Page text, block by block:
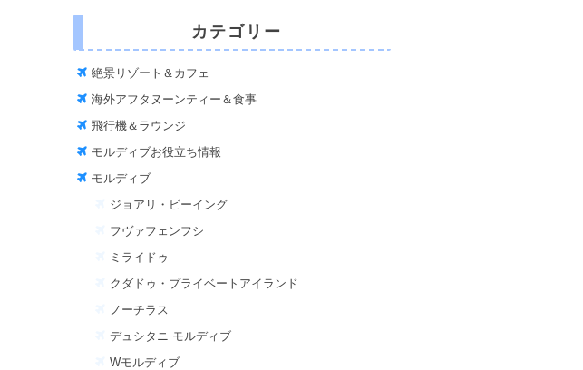
カテゴリー
絶景リゾート＆カフェ
海外アフタヌーンティー＆食事
飛行機＆ラウンジ
モルディブお役立ち情報
モルディブ
ジョアリ・ビーイング
フヴァフェンフシ
ミライドゥ
クダドゥ・プライベートアイランド
ノーチラス
デュシタニ モルディブ
Wモルディブ